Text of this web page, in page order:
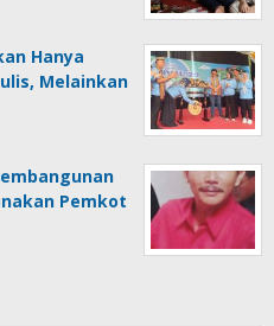
Hanya
Melainkan
Pemkot